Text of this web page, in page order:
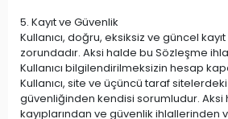
5. Kayıt ve Güvenlik
Kullanıcı, doğru, eksiksiz ve güncel
zorundadır. Aksi halde bu Sözleşme
Kullanıcı bilgilendirilmeksizin hesap
Kullanıcı, site ve üçüncü taraf
güvenliğinden kendisi sorumludur.
kayıplarından ve güvenlik ihlallerinden